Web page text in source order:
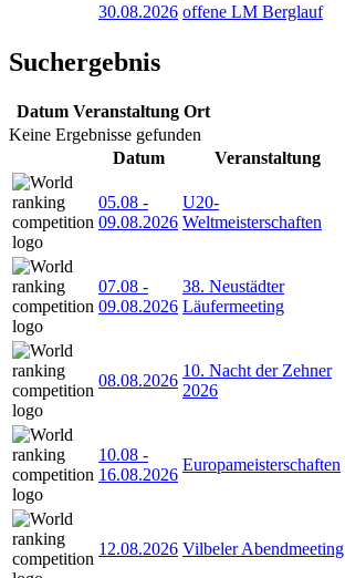
30.08.2026 offene LM Berglauf
Suchergebnis
Datum Veranstaltung Ort
Keine Ergebnisse gefunden
Datum
Veranstaltung
05.08 -
09.08.2026
U20-
Weltmeisterschaften
07.08 -
09.08.2026
38. Neustädter
Läufermeeting
08.08.2026
10. Nacht der Zehner
2026
10.08 -
16.08.2026
Europameisterschaften
12.08.2026 Vilbeler Abendmeeting